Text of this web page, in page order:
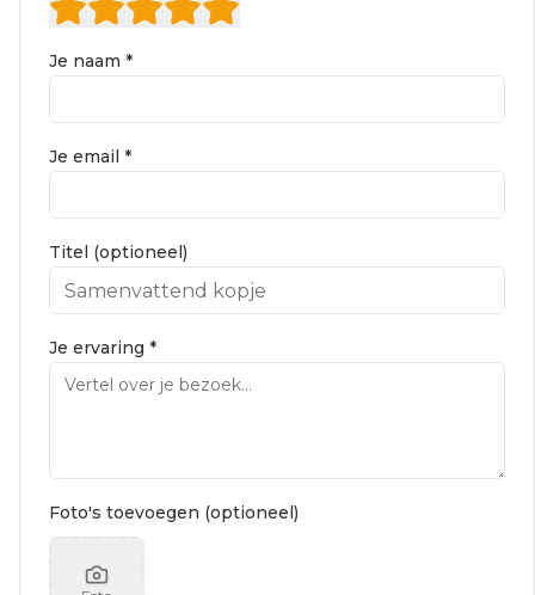
Je naam *
Je email *
Titel (optioneel)
Je ervaring *
Foto's toevoegen (optioneel)